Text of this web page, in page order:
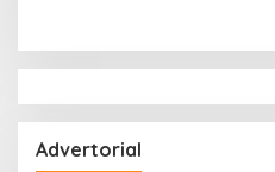
Advertorial